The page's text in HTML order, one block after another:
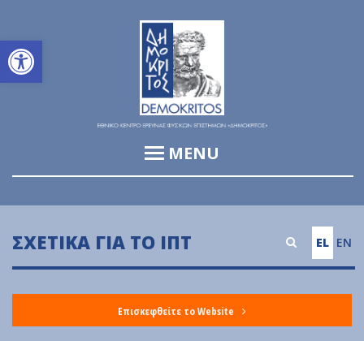
Ανοίξτε τη γραμμή εργαλείων
MENU
Ινστιτούτο Πυρηνικών & Ραδιολογικών Επιστημών &
Ινστιτούτο Νανοεπιστήμης & Νανοτεχνολογίας (ΙΝΝ)
ΣΧΕΤΙΚΆ ΓΙΑ ΤΟ ΙΠΤ EL EN
Επισκεφθείτε το Website